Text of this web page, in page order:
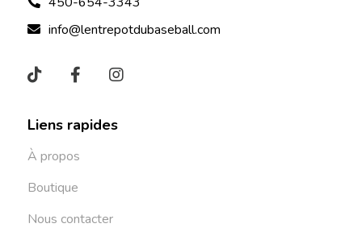
info@lentrepotdubaseball.com
Liens rapides
À propos
Boutique
Nous contacter